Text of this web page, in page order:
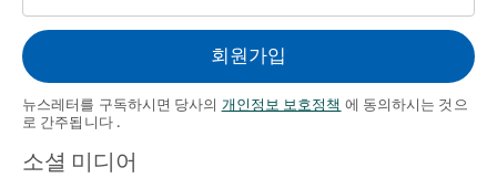
일
주
소
(필수의)
회원가입
뉴스레터를 구독하시면 당사의 개인정보 보호정책 에 동의하시는 것으
로 간주됩니다 .
소셜 미디어